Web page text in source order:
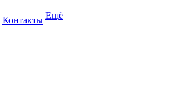
Контакты Ещё